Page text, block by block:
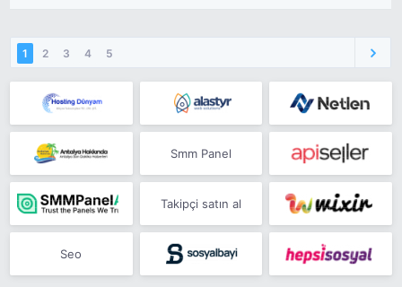
1 2 3 4 5
Smm Panel
Takipçi satın al
Seo